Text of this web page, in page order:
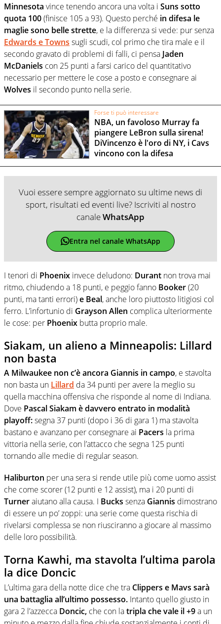
Minnesota vince tenendo ancora una volta i Suns sotto
quota 100(finisce 105 a 93). Questo perché in difesa le
maglie sono belle strette, e la differenza si vede: pur senza
Edwards eTowns sugli scudi, col primo che tira male e il
secondo gravato di problemi di falli, ci pensa Jaden
McDaniels con 25 punti a farsi carico del quantitativo
necessario per mettere le cose a posto e consegnare ai
Wolves il secondo punto nella serie.
Forse ti può interessare
NBA, un favoloso Murray fa
piangere LeBron sulla sirena!
DiVincenzo è l'oro di NY, i Cavs
vincono con la difesa
Vuoi essere sempre aggiornato su ultime news di
sport, risultati ed eventi live? Iscriviti al nostro
canaleWhatsApp
Entra nel canale WhatsApp
I tenori di Phoenix invece deludono: Durant non trova mai
ritmo, chiudendo a 18 punti, e peggio fanno Booker(20
punti, ma tanti errori)e Beal, anche loro piuttosto litigiosi col
ferro. L’infortunio di Grayson Allen complica ulteriormente
le cose: per Phoenix butta proprio male.
Siakam, un alieno a Minneapolis: Lillard
non basta
A Milwaukee non c’è ancora Giannis in campo, e stavolta
non basta un Lillard da 34 punti per avere la meglio su
quella macchina offensiva che risponde al nome di Indiana.
Dove Pascal Siakam è davvero entrato in modalità
playoff:segna 37 punti (dopo i 36 di gara 1) ma stavolta
bastano e avanzano per consegnare ai Pacers la prima
vittoria nella serie, con l’attacco che segna 125 punti
tornando alle medie di regular season.
Haliburton per una sera si rende utile più come uomo assist
che come scorer (12 punti e 12 assist), ma i 20 punti di
Turneraiutano alla causa. I Bucks senza Giannis dimostrano
di essere un po’ zoppi: una serie come questa rischia di
rivelarsi complessa se non riusciranno a giocare al massimo
delle loro possibilità.
Torna Kawhi, ma stavolta l’ultima parola
la dice Doncic
L’ultima gara della notte dice che tra Clippers e Mavs sarà
una battaglia all’ultimo possesso. Intanto quello giusto in
gara 2 l’azzecca Doncic, che con latripla che vale il +9a un